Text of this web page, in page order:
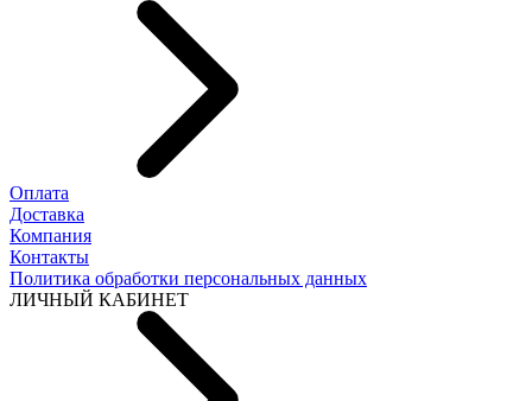
Оплата
Доставка
Компания
Контакты
Политика обработки персональных данных
ЛИЧНЫЙ КАБИНЕТ